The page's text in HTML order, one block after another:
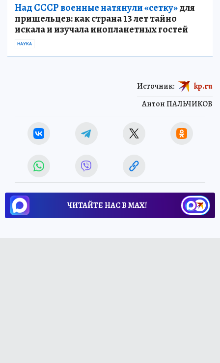
Над СССР военные натянули «сетку»для
пришельцев: как страна 13 лет тайно
искала и изучала инопланетных гостей
НАУКА
Антон ПАЛЬЧИКОВ
Источник: kp.ru
ЧИТАЙТЕ НАС В МАХ!